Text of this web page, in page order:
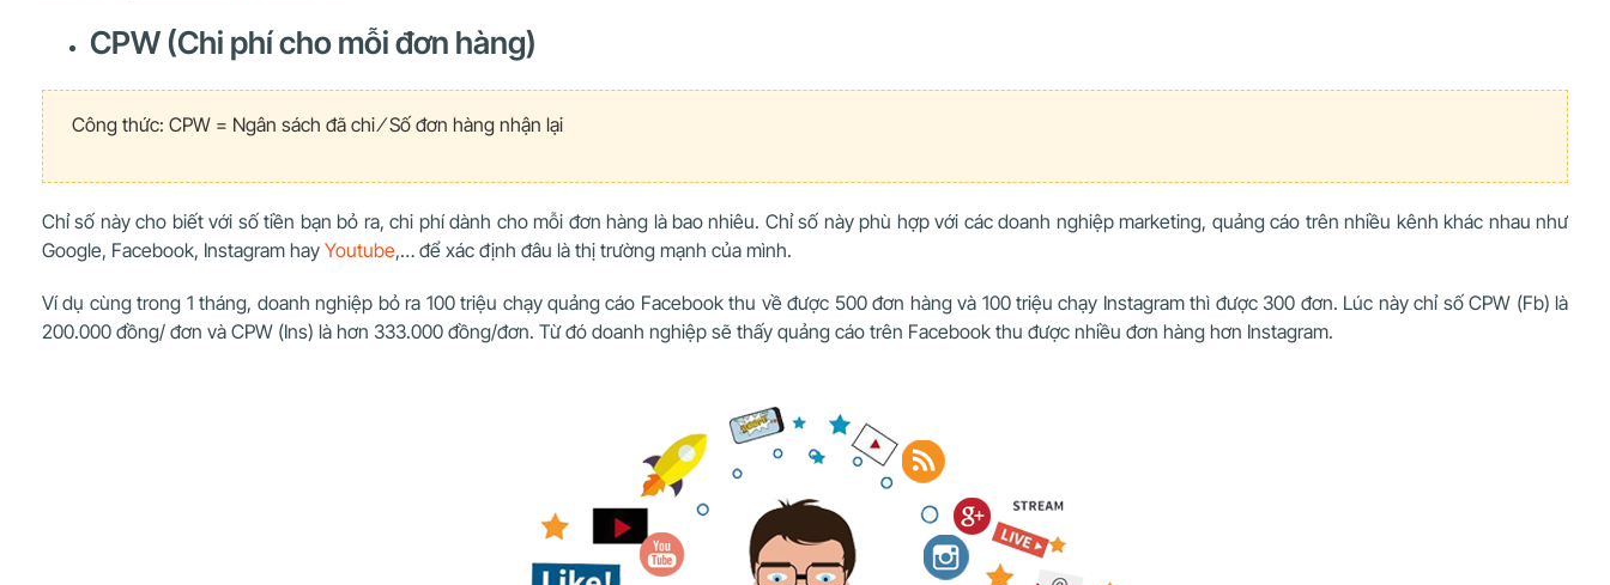
CPW (Chi phí cho mỗi đơn hàng)
Công thức: CPW = Ngân sách đã chi ⁄Số đơn hàng nhận lại
Chỉ số này cho biết với số tiền bạn bỏ ra, chi phí dành cho mỗi đơn hàng là bao nhiêu. Chỉ số này phù hợp với các doanh nghiệp marketing, quảng cáo trên nhiều kênh khác nhau như
Google, Facebook, Instagram hay Youtube,… để xác định đâu là thị trường mạnh của mình.
Ví dụ cùng trong 1 tháng, doanh nghiệp bỏ ra 100 triệu chạy quảng cáo Facebook thu về được 500 đơn hàng và 100 triệu chạy Instagram thì được 300 đơn. Lúc này chỉ số CPW (Fb) là
200.000 đồng/ đơn và CPW (Ins) là hơn 333.000 đồng/đơn. Từ đó doanh nghiệp sẽ thấy quảng cáo trên Facebook thu được nhiều đơn hàng hơn Instagram.